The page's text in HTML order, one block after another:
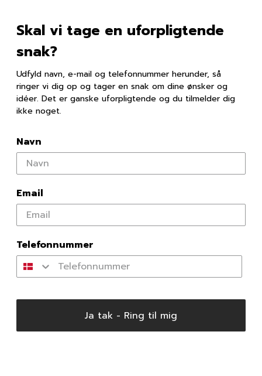
Skal vi tage en uforpligtende
snak?
Udfyld navn, e-mail og telefonnummer herunder, så
ringer vi dig op og tager en snak om dine ønsker og
idéer. Det er ganske uforpligtende og du tilmelder dig
ikke noget.
Navn
Email
Telefonnummer
Ja tak - Ring til mig